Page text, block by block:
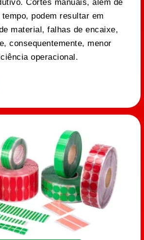
Cortes manuais, além de
podem resultar em
material, falhas de encaixe,
consequentemente, menor
operacional.